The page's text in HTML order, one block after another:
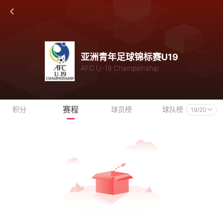
亚洲青年足球锦标赛U19
AFC U-19 Championship
积分 赛程 球员榜 球队榜 19/20